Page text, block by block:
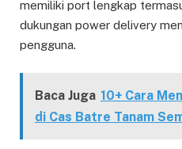
memiliki port lengkap
dukungan power delivery
pengguna.
Baca Juga 10+ Cara
di Cas Batre Tanam